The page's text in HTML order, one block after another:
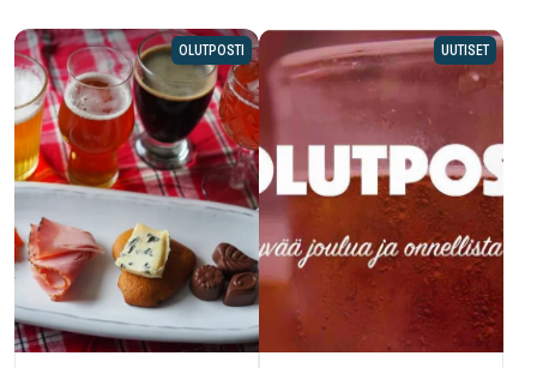
OLUTPOSTI UUTISET